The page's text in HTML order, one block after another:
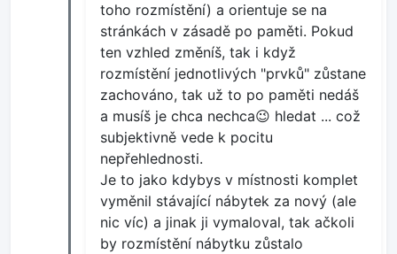
toho rozmístění) a orientuje se na
stránkách v zásadě po paměti. Pokud
ten vzhled změníš, tak i když
rozmístění jednotlivých "prvků" zůstane
zachováno, tak už to po paměti nedáš
a musíš je chca nechca😉 hledat ... což
subjektivně vede k pocitu
nepřehlednosti.
Je to jako kdybys v místnosti komplet
vyměnil stávající nábytek za nový (ale
nic víc) a jinak ji vymaloval, tak ačkoli
by rozmístění nábytku zůstalo